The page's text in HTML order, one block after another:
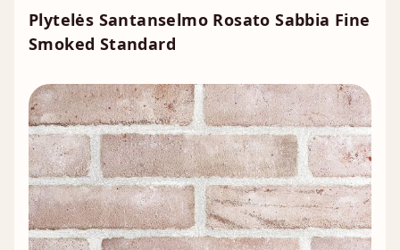
Plytelės Santanselmo Rosato Sabbia Fine
Smoked Standard